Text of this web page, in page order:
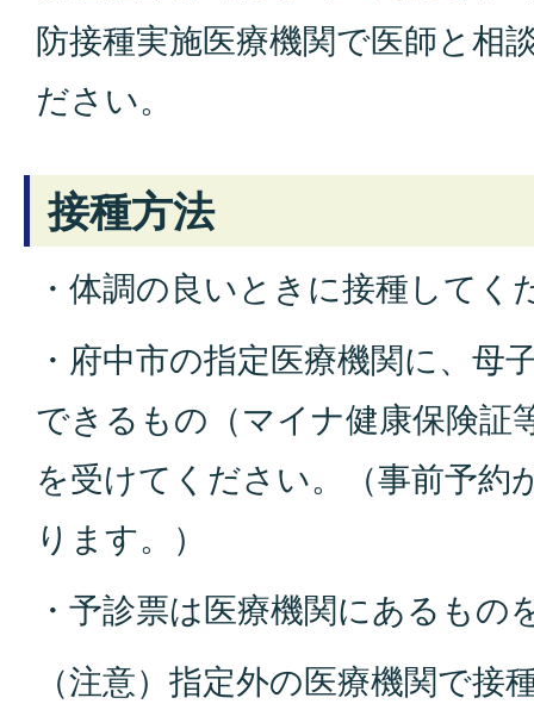
防接種実施医療機関で医師と相
ださい。
接種方法
・体調の良いときに接種してく
・府中市の指定医療機関に、母
できるもの（マイナ健康保険証
を受けてください。（事前予約
ります。）
・予診票は医療機関にあるもの
（注意）指定外の医療機関で接